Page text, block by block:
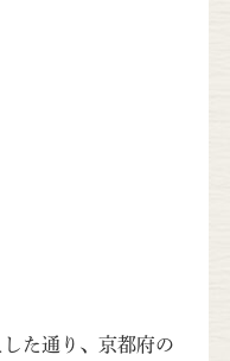
た通り、京都府の